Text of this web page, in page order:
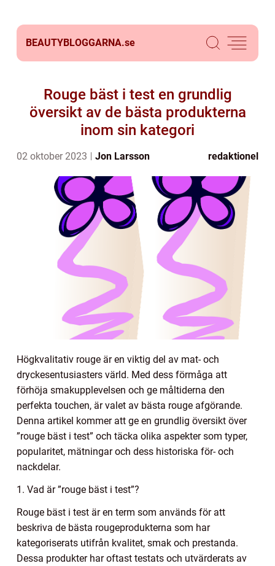
BEAUTYBLOGGARNA.se
Rouge bäst i test en grundlig
översikt av de bästa produkterna
inom sin kategori
02 oktober 2023 Jon Larsson redaktionel
Högkvalitativ rouge är en viktig del av mat- och
dryckesentusiasters värld. Med dess förmåga att
förhöja smakupplevelsen och ge måltiderna den
perfekta touchen, är valet av bästa rouge afgörande.
Denna artikel kommer att ge en grundlig översikt över
”rouge bäst i test” och täcka olika aspekter som typer,
popularitet, mätningar och dess historiska för- och
nackdelar.
1. Vad är ”rouge bäst i test”?
Rouge bäst i test är en term som används för att
beskriva de bästa rougeprodukterna som har
kategoriserats utifrån kvalitet, smak och prestanda.
Dessa produkter har oftast testats och utvärderats av